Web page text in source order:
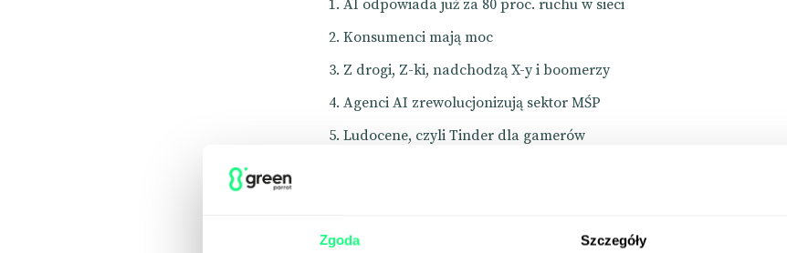
Zgoda Szczegóły
AI odpowiada już za 80 proc. ruchu w sieci
Konsumenci mają moc
Z drogi, Z-ki, nadchodzą X-y i boomerzy
Agenci AI zrewolucjonizują sektor MŚP
Ludocene, czyli Tinder dla gamerów
Volvo podróżuje z Midjourney